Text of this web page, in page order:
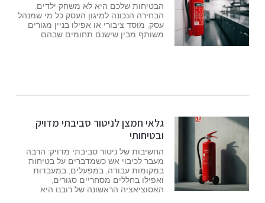
הבטיחות שלכם היא לא משחק ילדים:
הבחירה הנכונה למיגון העסק כל מי שמנהל
עסק, מוסד ציבורי או אפילו בניין מגורים
משותף מבין שישנם תחומים שבהם
גלאי חמצן לניטור סביבתי מדויק
ובטיחותי
החשיבות של ניטור סביבתי מדויק: הרבה
מעבר לכיבוי אש כשמדברים על בטיחות
במקומות עבודה, במפעלים, במעבדות
ואפילו בחללים מסחריים סגורים,
האסוציאציה הראשונה של רובנו היא